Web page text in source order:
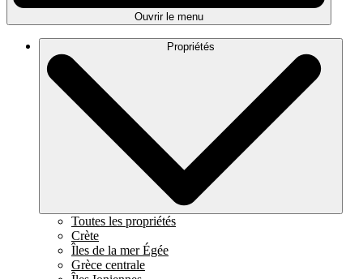
Ouvrir le menu
Propriétés
Toutes les propriétés
Crète
Îles de la mer Égée
Grèce centrale